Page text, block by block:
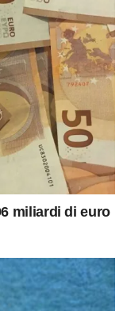
miliardi di euro